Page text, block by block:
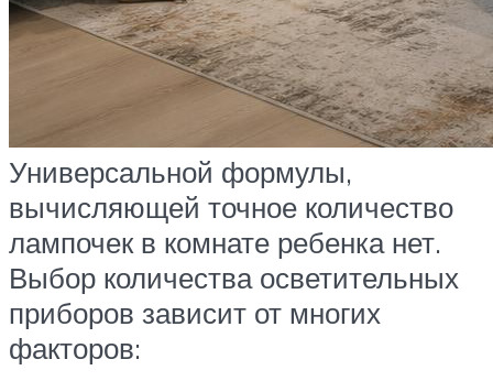
Универсальной формулы,
вычисляющей точное количество
лампочек в комнате ребенка нет.
Выбор количества осветительных
приборов зависит от многих
факторов: